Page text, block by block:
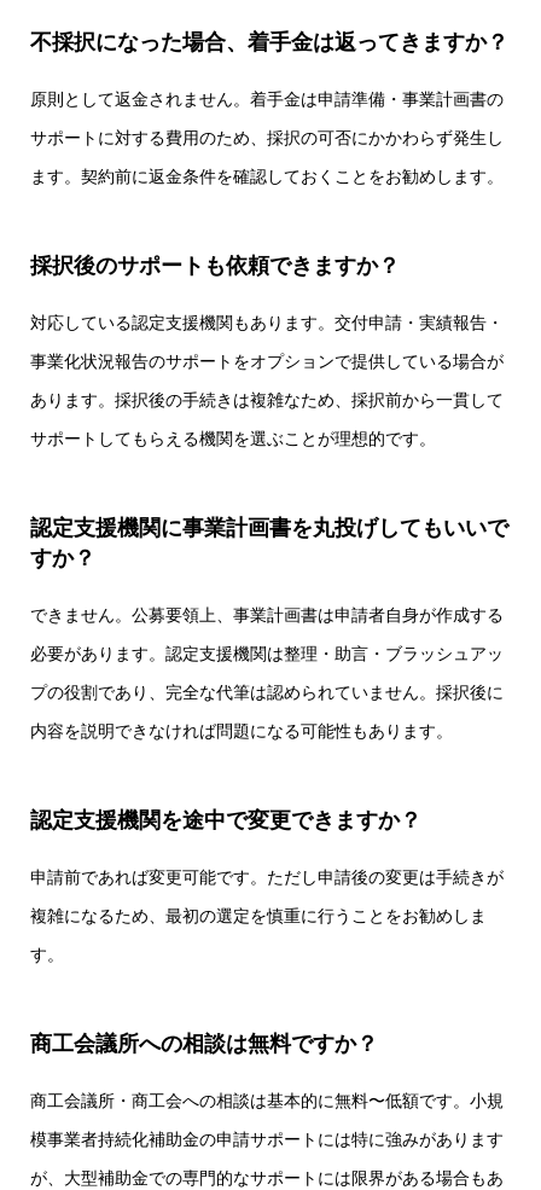
不採択になった場合、着手金は返ってきますか？
原則として返金されません。着手金は申請準備・事業計画書の
サポートに対する費用のため、採択の可否にかかわらず発生し
ます。契約前に返金条件を確認しておくことをお勧めします。
採択後のサポートも依頼できますか？
対応している認定支援機関もあります。交付申請・実績報告・
事業化状況報告のサポートをオプションで提供している場合が
あります。採択後の手続きは複雑なため、採択前から一貫して
サポートしてもらえる機関を選ぶことが理想的です。
認定支援機関に事業計画書を丸投げしてもいいで
すか？
できません。公募要領上、事業計画書は申請者自身が作成する
必要があります。認定支援機関は整理・助言・ブラッシュアッ
プの役割であり、完全な代筆は認められていません。採択後に
内容を説明できなければ問題になる可能性もあります。
認定支援機関を途中で変更できますか？
申請前であれば変更可能です。ただし申請後の変更は手続きが
複雑になるため、最初の選定を慎重に行うことをお勧めしま
す。
商工会議所への相談は無料ですか？
商工会議所・商工会への相談は基本的に無料〜低額です。 小規
模事業者持続化補助金の申請サポートには特に強みがあります
が、大型補助金での専門的なサポートには限界がある場合もあ